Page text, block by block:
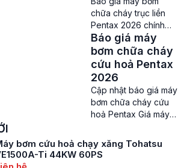
chữa cháy trục rời
đang được cung cấp
trên thị trường, thì các
sản phẩm bơm trục rời
Pentax CA đang […]
chữa cháy trục liền
Pentax 2026 chính
hãng đáng mua nhất
hiện nay Giá máy bơm
chữa cháy trục liền
Pentax – Máy bơm
chữa cháy là một
trong những thiết bị
đang ngày càng
được sử dụng phổ
công tác chữa cháy
khi có hoả […]
Báo giá máy
bơm chữa cháy
cứu hoả Pentax
2026
Cập nhật báo giá máy
bơm chữa cháy cứu
hoả Pentax Giá máy
hoả Pentax – Nhắc tới
dòng máy bơm chữa
bơm cứu hoả chạy xăng Tohatsu
Ti 44KW 60PS